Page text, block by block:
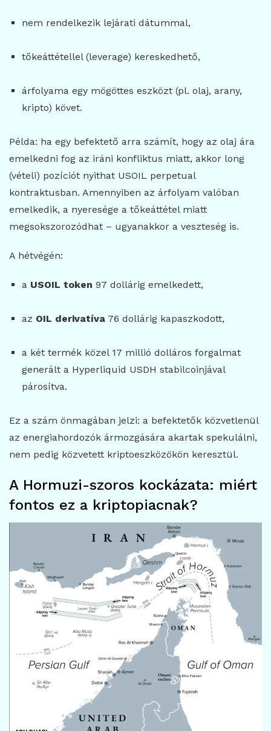
nem rendelkezik lejárati dátummal,
tőkeáttétellel (leverage) kereskedhető,
árfolyama egy mögöttes eszközt (pl. olaj, arany,
kripto) követ.
Példa: ha egy befektető arra számít, hogy az olaj ára
emelkedni fog az iráni konfliktus miatt, akkor long
(vételi) pozíciót nyithat USOIL perpetual
kontraktusban. Amennyiben az árfolyam valóban
emelkedik, a nyeresége a tőkeáttétel miatt
megsokszorozódhat – ugyanakkor a veszteség is.
A hétvégén:
a USOIL token 97 dollárig emelkedett,
az OIL derivatíva76 dollárig kapaszkodott,
a két termék közel 17 millió dolláros forgalmat
generált a Hyperliquid USDH stabilcoinjával
párosítva.
Ez a szám önmagában jelzi: a befektetők közvetlenül
az energiahordozók ármozgására akartak spekulálni,
nem pedig közvetett kriptoeszközökön keresztül.
A Hormuzi-szoros kockázata: miért
fontos ez a kriptopiacnak?